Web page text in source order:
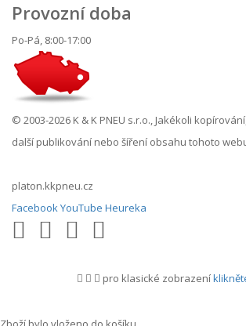
Provozní doba
Po-Pá, 8:00-17:00
© 2003-2026 K & K PNEU s.r.o., Jakékoli
další publikování nebo šíření obsahu tohoto
platon.kkpneu.cz
FacebookYouTube Heureka
pro klasické zobrazení